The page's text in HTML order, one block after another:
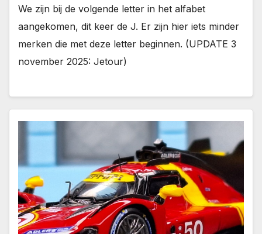
We zijn bij de volgende letter in het alfabet
aangekomen, dit keer de J. Er zijn hier iets minder
merken die met deze letter beginnen. (UPDATE 3
november 2025: Jetour)